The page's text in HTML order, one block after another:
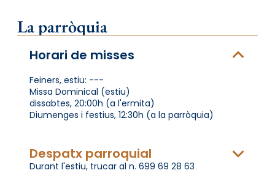
La parròquia
Horari de misses
Feiners, estiu: ---
Missa Dominical (estiu)
dissabtes, 20:00h (a l'ermita)
Diumenges i festius, 12:30h (a la parròquia)
Despatx parroquial
Durant l'estiu, trucar al n. 699 69 28 63